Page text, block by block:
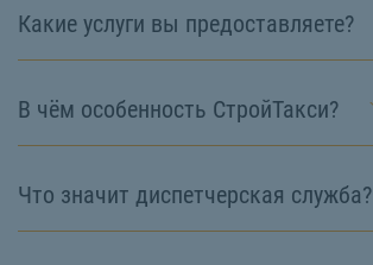
Какие услуги вы предоставляете?
В чём особенность СтройТакси?
Что значит диспетчерская служба?